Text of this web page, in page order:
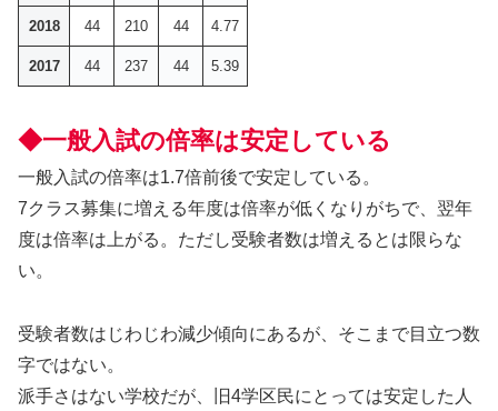
2018 44 210 44 4.77
2017 44 237 44 5.39
◆一般入試の倍率は安定している
一般入試の倍率は1.7倍前後で安定している。
7クラス募集に増える年度は倍率が低くなりがちで、翌年
度は倍率は上がる。ただし受験者数は増えるとは限らな
い。
受験者数はじわじわ減少傾向にあるが、そこまで目立つ数
字ではない。
派手さはない学校だが、旧4学区民にとっては安定した人